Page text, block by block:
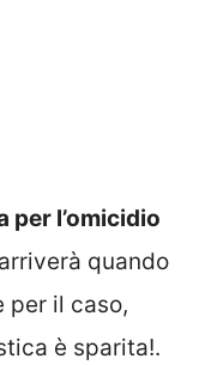
per l’omicidio
quando
per il caso,
è sparita!.